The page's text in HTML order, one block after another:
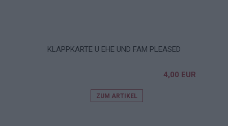
KLAPPKARTE U EHE UND FAM PLEASED
4,00 EUR
ZUM ARTIKEL